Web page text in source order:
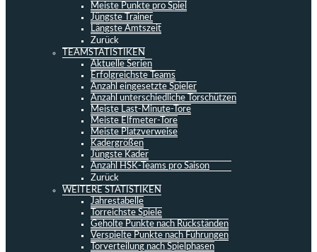
Meiste Punkte pro Spiel
Jüngste Trainer
Längste Amtszeit
Zurück
TEAMSTATISTIKEN
Aktuelle Serien
Erfolgreichste Teams
Anzahl eingesetzte Spieler
Anzahl unterschiedliche Torschützen
Meiste Last-Minute-Tore
Meiste Elfmeter-Tore
Meiste Platzverweise
Kadergrößen
Jüngste Kader
Anzahl HSK-Teams pro Saison
Zurück
WEITERE STATISTIKEN
Jahrestabelle
Torreichste Spiele
Geholte Punkte nach Rückständen
Verspielte Punkte nach Führungen
Torverteilung nach Spielphasen